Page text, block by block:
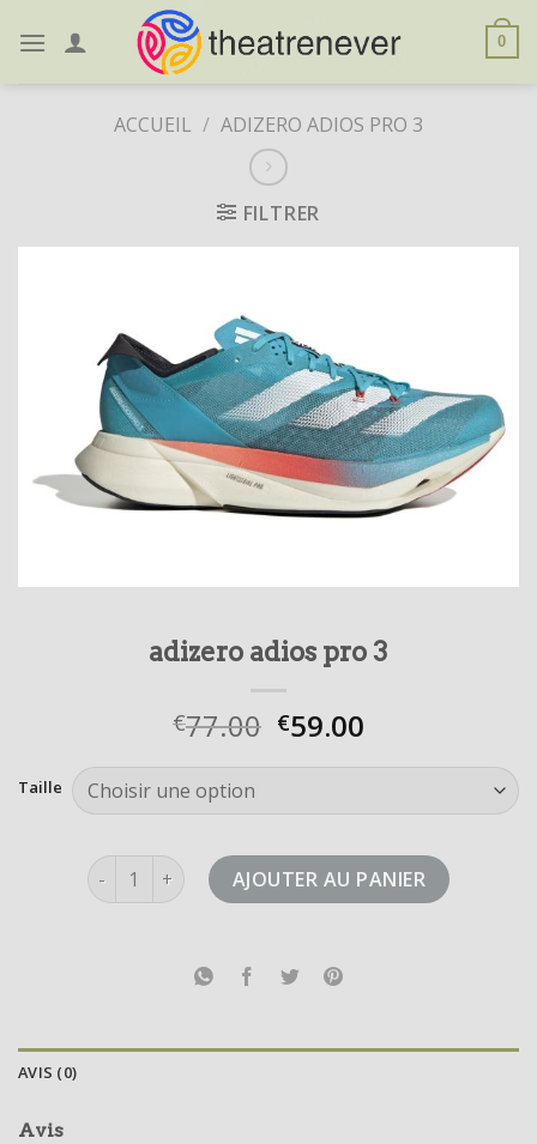
0
ACCUEIL / ADIZERO ADIOS PRO 3
FILTRER
adizero adios pro 3
€77.00 €59.00
Taille
quantité de adizero adios pro 3
AJOUTER AU PANIER
AVIS (0)
Avis